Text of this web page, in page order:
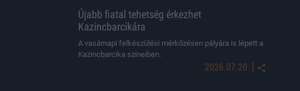
Újabb fiatal tehetség érkezhet
Kazincbarcikára
A vasárnapi felkészülési mérkőzésen pályára is lépett a
Kazincbarcika színeiben.
2026.07.20. |